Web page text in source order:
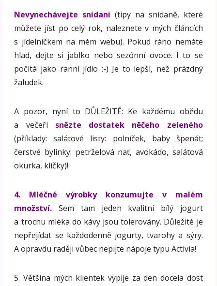
Nevynechávejte snídani (tipy na snídaně, které
můžete jíst po celý rok, naleznete v mých článcích
s jídelníčkem na mém webu). Pokud ráno nemáte
hlad, dejte si jablko nebo sezónní ovoce. I to se
počítá jako ranní jídlo :-) Je to lepší, než prázdný
žaludek.
A pozor, nyní to DŮLEŽITÉ: Ke každému obědu
a večeři snězte dostatek něčeho zeleného
(příklady: salátové listy: polníček, baby špenát;
čerstvé bylinky: petrželová nať, avokádo, salátová
okurka, klíčky)!
4. Mléčné výrobky konzumujte v malém
množství. Sem tam jeden kvalitní bílý jogurt
a trochu mléka do kávy jsou tolerovány. Důležité je
nepřejídat se každodenně jogurty, tvarohy a sýry.
A opravdu raději vůbec nepijte nápoje typu Activia!
5. Většina mých klientek vypije za den docela dost